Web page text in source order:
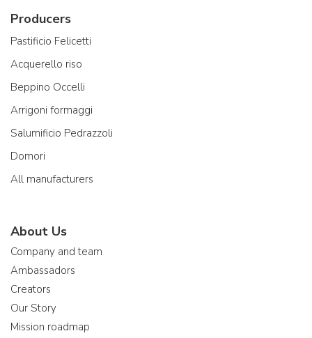
Producers
Pastificio Felicetti
Acquerello riso
Beppino Occelli
Arrigoni formaggi
Salumificio Pedrazzoli
Domori
All manufacturers
About Us
Company and team
Ambassadors
Creators
Our Story
Mission roadmap